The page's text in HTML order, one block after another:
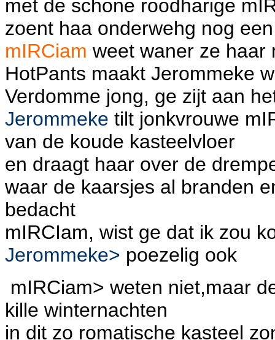
met de schone roodharige
zoent haa onderwehg nog
mIRCiam weet waner ze haar
HotPants maakt Jerommeke
Verdomme jong, ge zijt aan
Jerommeke tilt jonkvrouwe
van de koude kasteelvloer
en draagt haar over de
waar de kaarsjes al branden
bedacht
mIRCIam, wist ge dat ik zou
Jerommeke> poezelig ook
mIRCiam> weten niet,maar
kille winternachten
in dit zo romatische kasteel